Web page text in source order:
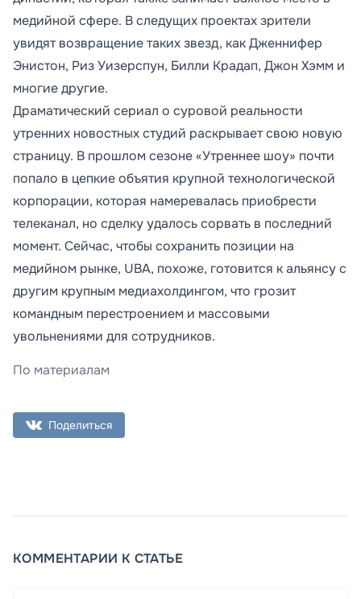
медийной сфере. В следущих проектах зрители
увидят возвращение таких звезд, как Дженнифер
Энистон, Риз Уизерспун, Билли Крадап, Джон Хэмм и
многие другие.
Драматический сериал о суровой реальности
утренних новостных студий раскрывает свою новую
страницу. В прошлом сезоне «Утреннее шоу» почти
попало в цепкие объятия крупной технологической
корпорации, которая намеревалась приобрести
телеканал, но сделку удалось сорвать в последний
момент. Сейчас, чтобы сохранить позиции на
медийном рынке, UBA, похоже, готовится к альянсу с
другим крупным медиахолдингом, что грозит
командным перестроением и массовыми
увольнениями для сотрудников.
По материалам
Поделиться
КОММЕНТАРИИ К СТАТЬЕ